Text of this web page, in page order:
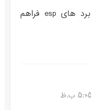
آیا امکان ارتباط این پلتفرم با برد های esp فراهم